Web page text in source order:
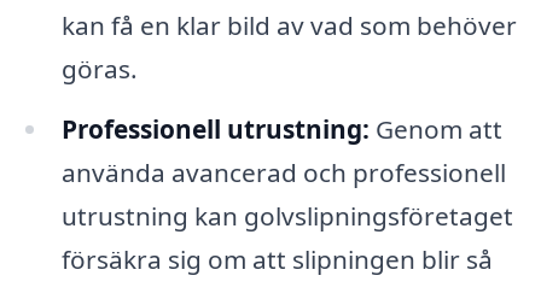
kan få en klar bild av vad som behöver
göras.
Professionell utrustning: Genom att
använda avancerad och professionell
utrustning kan golvslipningsföretaget
försäkra sig om att slipningen blir så